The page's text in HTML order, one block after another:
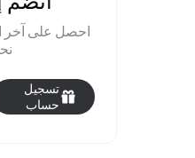
احصل على آخر
تسجيل
حساب